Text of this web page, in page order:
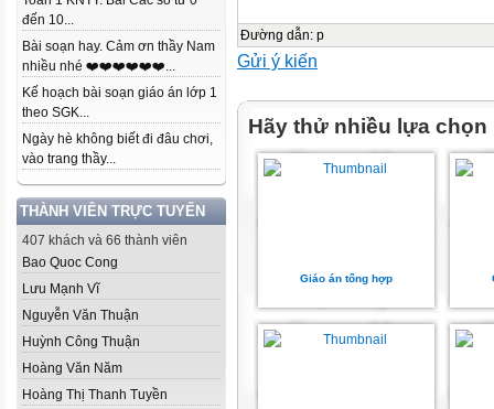
đến 10...
Bài soạn hay. Cảm ơn thầy Nam
nhiều nhé ❤️❤️❤️❤️❤️❤️...
Kế hoạch bài soạn giáo án lớp 1
theo SGK...
Ngày hè không biết đi đâu chơi,
vào trang thầy...
THÀNH VIÊN TRỰC TUYẾN
407 khách và 66 thành viên
Bao Quoc Cong
Lưu Mạnh Vĩ
Nguyễn Văn Thuận
Huỳnh Công Thuận
Hoàng Văn Năm
Hoàng Thị Thanh Tuyền
Đường dẫn: p
Gửi ý kiến
Hãy thử nhiều lựa chọn
Giáo án tổng hợp